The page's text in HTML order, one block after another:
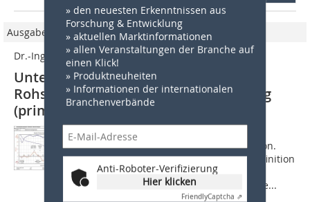
» den neuesten Erkenntnissen aus
Forschung & Entwicklung
» aktuellen Marktinformationen
» allen Veranstaltungen der Branche auf
einen Klick!
» Produktneuheiten
» Informationen der internationalen
Branchenverbände
Anti-Roboter-Verifizierung
Hier klicken
FriendlyCaptcha ⇗
Ausgabe 04/2013
Dr.-Ing. Anja Tatarin, Dipl.-Ing. Regina Vogt
Untersuchungen für grobkeramische
Rohstoffe: Rohstoffzusammensetzung
(primäre Eigenschaften) – Teil 1
1 Einleitung Die Basis eines jeden
silikatkeramischen Erzeugnisses ist Ton.
Nach [6] bezieht sich die offizielle Definition
des Nomenclature Committee of the
Association Internationale pour lEtude...